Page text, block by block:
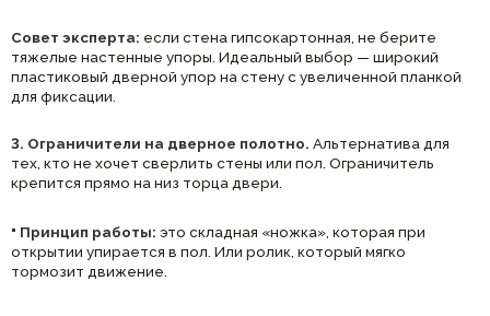
Совет эксперта: если стена гипсокартонная, не берите
тяжелые настенные упоры. Идеальный выбор — широкий
пластиковый дверной упор на стену с увеличенной планкой
для фиксации.
3. Ограничители на дверное полотно. Альтернатива для
тех, кто не хочет сверлить стены или пол. Ограничитель
крепится прямо на низ торца двери.
· Принцип работы: это складная «ножка», которая при
открытии упирается в пол. Или ролик, который мягко
тормозит движение.